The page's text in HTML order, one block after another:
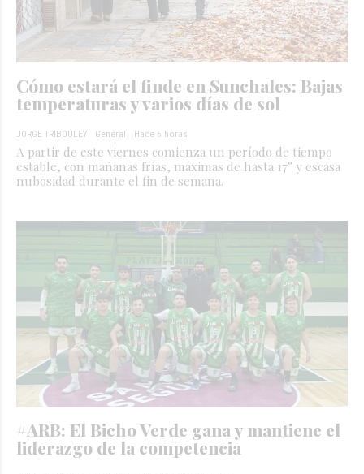
Cómo estará el finde en Sunchales: Bajas
temperaturas y varios días de sol
JORGE TRIBOULEY General Hace 6 horas
A partir de este viernes comienza un período de tiempo
estable, con mañanas frías, máximas de hasta 17° y escasa
nubosidad durante el fin de semana.
#ARB: El Bicho Verde gana y mantiene el
liderazgo de la competencia